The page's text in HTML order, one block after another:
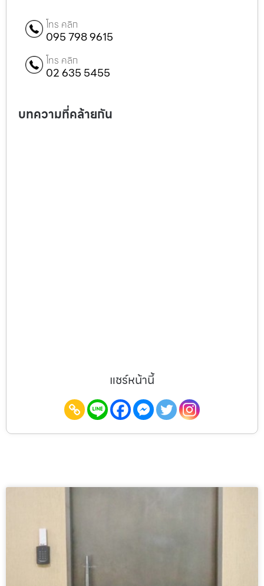
โทร คลิก
095 798 9615
โทร คลิก
02 635 5455
บทความที่คล้ายกัน
แชร์หน้านี้